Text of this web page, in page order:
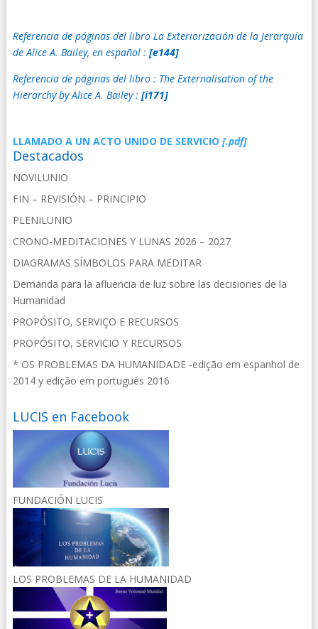
Referencia de páginas del libro La Exteriorización de la Jerarquía
de Alice A. Bailey, en español : [e144]
Referencia de páginas del libro : The Externalisation of the
Hierarchy by Alice A. Bailey : [i171]
LLAMADO A UN ACTO UNIDO DE SERVICIO [.pdf]
Destacados
NOVILUNIO
FIN – REVISIÓN – PRINCIPIO
PLENILUNIO
CRONO-MEDITACIONES Y LUNAS 2026 – 2027
DIAGRAMAS SÍMBOLOS PARA MEDITAR
Demanda para la afluencia de luz sobre las decisiones de la
Humanidad
PROPÓSITO, SERVIÇO E RECURSOS
PROPÓSITO, SERVICIO Y RECURSOS
* OS PROBLEMAS DA HUMANIDADE -edição em espanhol de
2014 y edição em portugués 2016
LUCIS en Facebook
FUNDACIÓN LUCIS
LOS PROBLEMAS DE LA HUMANIDAD